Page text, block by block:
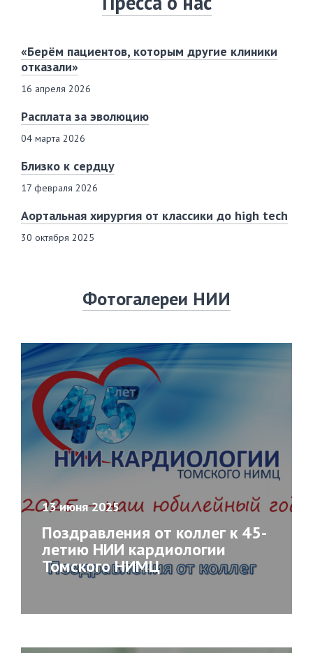
«Берём пациентов, которым другие клиники
отказали»
16 апреля 2026
Расплата за эволюцию
04 марта 2026
Близко к сердцу
17 февраля 2026
Аортальная хирургия от классики до high tech
30 октября 2025
Фотогалереи НИИ
13 июня 2025
Поздравления от коллег к 45-
летию НИИ кардиологии
Томского НИМЦ